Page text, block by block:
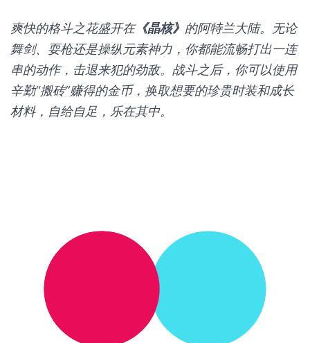
爽快的格斗之花盛开在《晶核》 的阿特兰大陆。无论
舞剑、耍枪还是操纵元素神力，你都能流畅打出一连
串的动作，击退来犯的劲敌。战斗之后，你可以使用
辛勤“搬砖”赚得的金币，换取想要的珍贵时装和成长
材料，自给自足，乐在其中。